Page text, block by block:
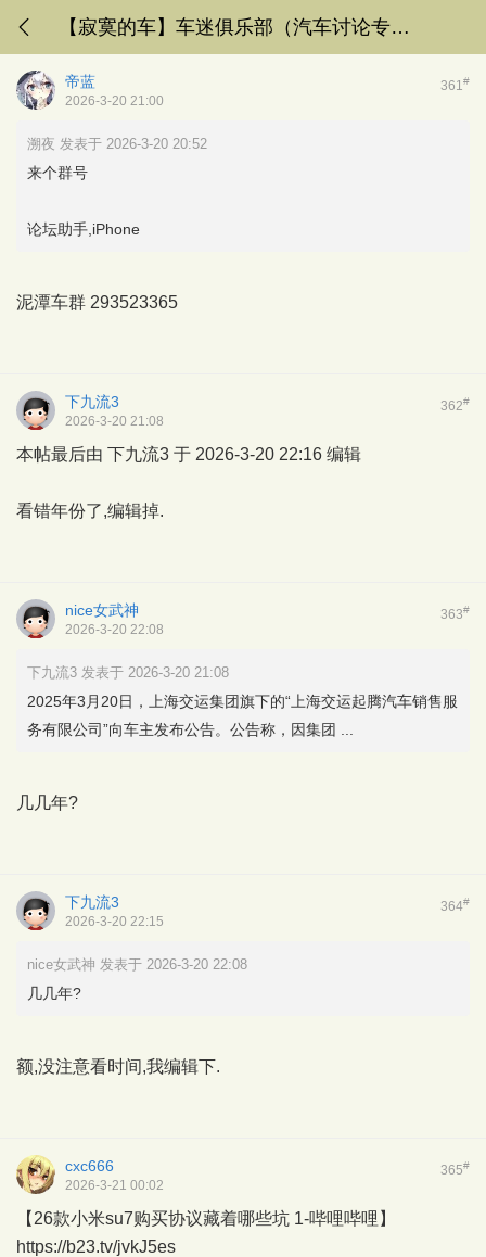
【寂寞的车】车迷俱乐部（汽车讨论专楼）
361#
帝蓝
2026-3-20 21:00
溯夜 发表于 2026-3-20 20:52
来个群号
论坛助手,iPhone
泥潭车群 293523365
362#
下九流3
2026-3-20 21:08
本帖最后由 下九流3 于 2026-3-20 22:16 编辑
看错年份了,编辑掉.
363#
nice女武神
2026-3-20 22:08
下九流3 发表于 2026-3-20 21:08
2025年3月20日，上海交运集团旗下的“上海交运起腾汽车销售服
务有限公司”向车主发布公告。公告称，因集团 ...
几几年?
364#
下九流3
2026-3-20 22:15
nice女武神 发表于 2026-3-20 22:08
几几年?
额,没注意看时间,我编辑下.
365#
cxc666
2026-3-21 00:02
【26款小米su7购买协议藏着哪些坑 1-哔哩哔哩】
https://b23.tv/jvkJ5es